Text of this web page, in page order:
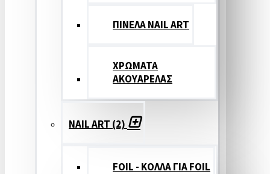
ΠΙΝΕΛΑ NAIL ART
ΧΡΩΜΑΤΑ
ΑΚΟΥΑΡΕΛΑΣ
NAIL ART (2)
FOIL - ΚΟΛΛΑ ΓΙΑ FOIL